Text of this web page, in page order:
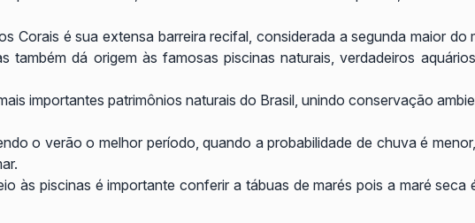
Corais é sua extensa barreira recifal, considerada a segunda maior
também dá origem às famosas piscinas naturais, verdadeiros
importantes patrimônios naturais do Brasil, unindo conservação
o verão o melhor período, quando a probabilidade de chuva é
às piscinas é importante conferir a tábuas de marés pois a maré